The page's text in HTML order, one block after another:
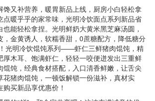
馋又补营养，暖胃新品上线，厨房小白轻松拿
点暖乎乎的家常味，光明冷饮面点系列新品省
能轻松拿捏。光明鲜奶大黄米黑芝麻汤圆，
，金黄诱人，软糯香甜，0蔗糖配方，降低糖分
光明冷饮馄饨系列——虾仁三鲜猪肉馄饨，精
厚木耳、饱满虾仁，轻轻一咬便迸发出三重鲜
馄饨，经典食材搭配，入口清香鲜嫩，让舌尖
花猪肉馄饨，一顿饭解锁一份滋补，真材实
买新品享优惠价！